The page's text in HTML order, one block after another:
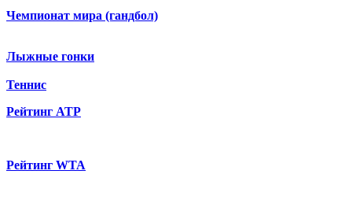
Чемпионат мира (гандбол)
Лыжные гонки
Теннис
Рейтинг ATP
Рейтинг WTA